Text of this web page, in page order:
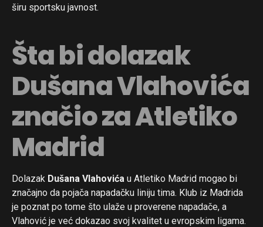
širu sportsku javnost.
Šta bi dolazak
Dušana Vlahovića
značio za Atletiko
Madrid
Dolazak Dušana Vlahovića u Atletiko Madrid mogao bi
značajno da pojača napadačku liniju tima. Klub iz Madrida
je poznat po tome što ulaže u proverene napadače, a
Vlahović je već dokazao svoj kvalitet u evropskim ligama.